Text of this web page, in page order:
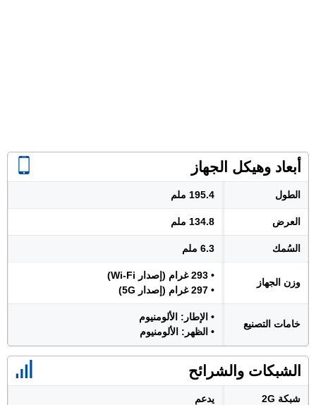
أبعاد وهيكل الجهاز
الطول 195.4 ملم
العرض 134.8 ملم
السُمك 6.3 ملم
وزن الجهاز
• 293 غرام (إصدار Wi-Fi)
• 297 غرام (إصدار 5G)
خامات التصنيع
• الإطار: الألومنيوم
• الظهر: الألومنيوم
الشبكات والشرائح
شبكة 2G يدعم